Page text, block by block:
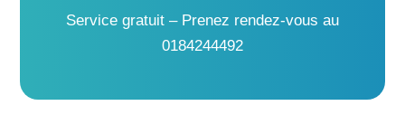
Service gratuit – Prenez rendez-vous au
0184244492